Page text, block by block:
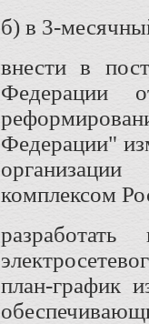
б) в 3-
внести в
Федерации"
комплексом
план-график